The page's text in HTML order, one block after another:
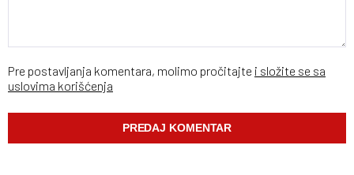
Pre postavljanja komentara, molimo pročitajte i složite se sa
uslovima korišćenja